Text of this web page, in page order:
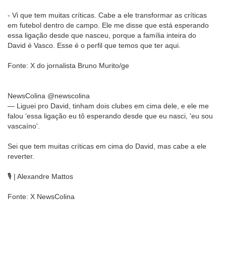
- Vi que tem muitas críticas. Cabe a ele transformar as críticas
em futebol dentro de campo. Ele me disse que está esperando
essa ligação desde que nasceu, porque a família inteira do
David é Vasco. Esse é o perfil que temos que ter aqui.
Fonte: X do jornalista Bruno Murito/ge
NewsColina @newscolina
— Liguei pro David, tinham dois clubes em cima dele, e ele me
falou ‘essa ligação eu tô esperando desde que eu nasci, 'eu sou
vascaíno'.
Sei que tem muitas críticas em cima do David, mas cabe a ele
reverter.
🎙️ | Alexandre Mattos
Fonte: X NewsColina